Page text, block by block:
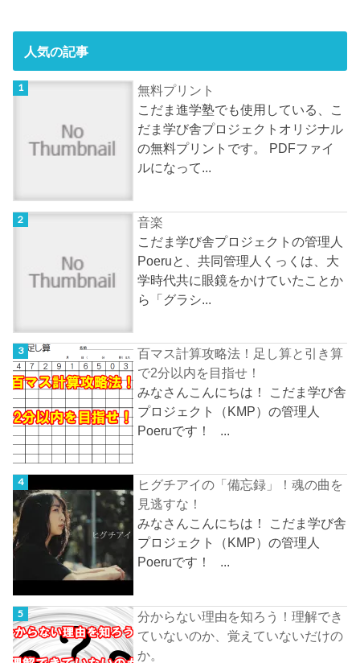
人気の記事
無料プリント
こだま進学塾でも使用している、こ
だま学び舎プロジェクトオリジナル
の無料プリントです。 PDFファイ
ルになって...
音楽
こだま学び舎プロジェクトの管理人
Poeruと、共同管理人くっくは、大
学時代共に眼鏡をかけていたことか
ら「グラシ...
百マス計算攻略法！足し算と引き算
で2分以内を目指せ！
みなさんこんにちは！ こだま学び舎
プロジェクト（KMP）の管理人
Poeruです！ ...
ヒグチアイの「備忘録」！魂の曲を
見逃すな！
みなさんこんにちは！ こだま学び舎
プロジェクト（KMP）の管理人
Poeruです！ ...
分からない理由を知ろう！理解でき
ていないのか、覚えていないだけの
か。